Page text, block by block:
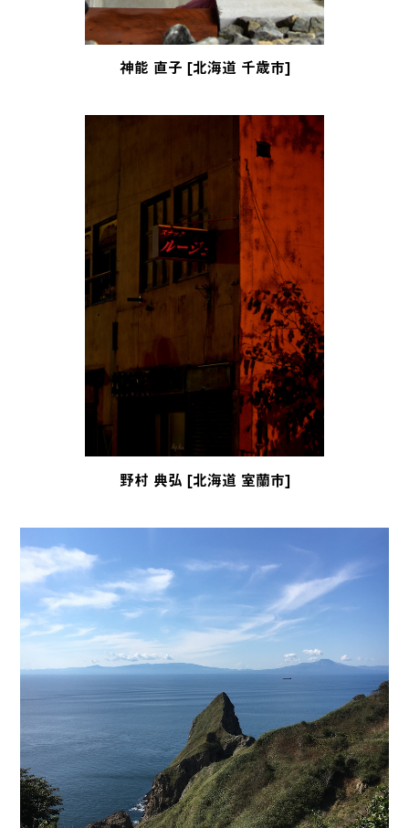
神能 直子 [北海道 千歳市]
野村 典弘 [北海道 室蘭市]